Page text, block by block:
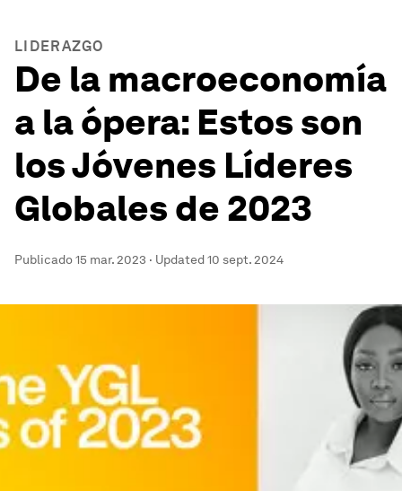
LIDERAZGO
De la macroeconomía
a la ópera: Estos son
los Jóvenes Líderes
Globales de 2023
Publicado15 mar. 2023 · Updated10 sept. 2024